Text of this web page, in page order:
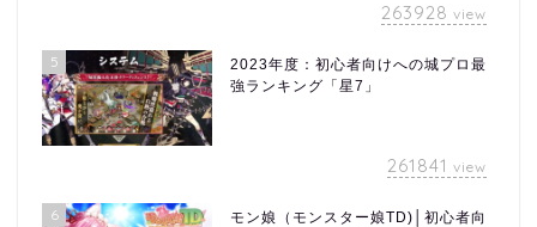
263928 view
5
2023年度：初心者向けへの城プロ最
強ランキング「星7」
261841 view
6
モン娘（モンスター娘TD)│初心者向